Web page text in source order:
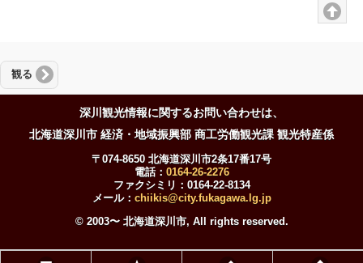
観る
深川観光情報に関するお問い合わせは、
北海道深川市 経済・地域振興部 商工労働観光課 観光特産係
〒074-8650 北海道深川市2条17番17号
電話： 0164-26-2276
ファクシミリ：0164-22-8134
メール： chiikis@city.fukagawa.lg.jp
© 2003〜 北海道深川市, All rights reserved.